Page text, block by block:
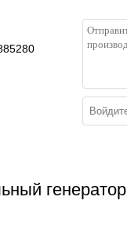
генератор